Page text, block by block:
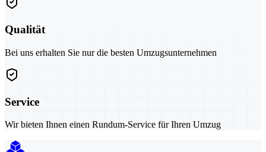
Qualität
Bei uns erhalten Sie nur die besten Umzugsunternehmen
Service
Wir bieten Ihnen einen Rundum-Service für Ihren Umzug